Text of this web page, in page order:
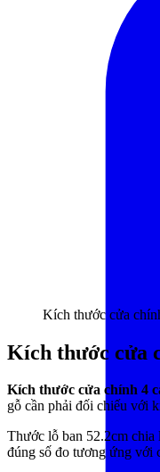
Kích thước cửa
Kích thước cửa
Kích thước cửa chính 4
gỗ cần phải đối chiếu với
Thước lỗ ban 52.2cm chia
đúng số đo tương ứng với